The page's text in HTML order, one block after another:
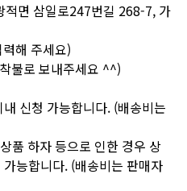
적면 삼일로247번길 268-7, 가
해 주세요)
불로 보내주세요 ^^)
신청 가능합니다. (배송비는
품 하자 등으로 인한 경우 상
능합니다. (배송비는 판매자